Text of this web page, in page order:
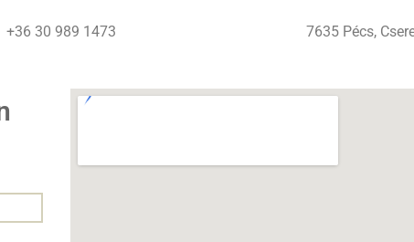
+36 30 989 1473 7635 Pécs,